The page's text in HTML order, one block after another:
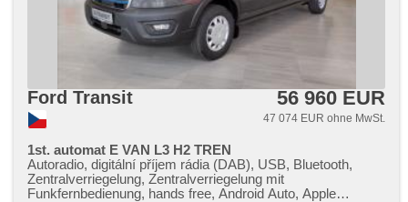
boční posuvné dveře
Ford Transit 56 960 EUR
47 074 EUR ohne MwSt.
1st. automat E VAN L3 H2 TREN
Autoradio, digitální příjem rádia (DAB), USB, Bluetooth,
Zentralverriegelung, Zentralverriegelung mit
Funkfernbedienung, hands free, Android Auto, Apple